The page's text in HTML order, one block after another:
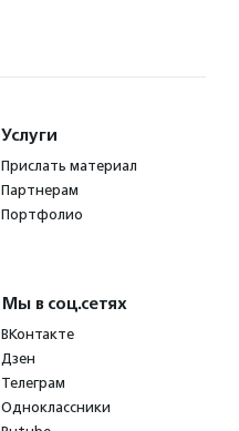
Услуги
Прислать материал
Партнерам
Портфолио
Мы в соц.сетях
ВКонтакте
Дзен
Телеграм
Одноклассники